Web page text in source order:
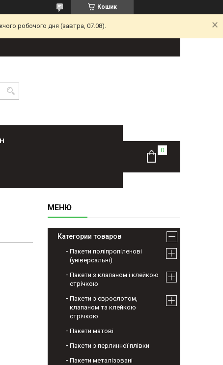
Кошик
робочого дня (завтра, 07.08).
Категории товаров
Пакети поліпропіленові
(універсальні)
Пакети з клапаном і клейкою
стрічкою
Пакети з єврослотом,
клапаном та клейкою
стрічкою
Пакети матові
Пакети з перлинної плівки
Пакети металізовані